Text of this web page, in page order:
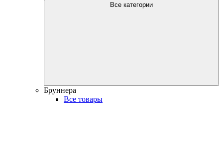
Все категории
Бруннера
Все товары